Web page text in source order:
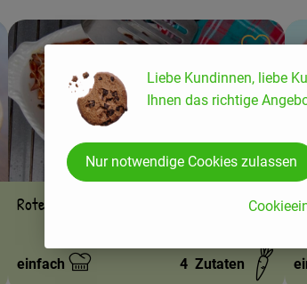
Rezept zu Favouriten hinzufügen
Rote Bete-Nudel-Gratin
Schwierigkeit:
einfach 4 Zutaten
Liebe Kundinnen, liebe
Ihnen das richtige
Nur notwendige Cookies zulassen